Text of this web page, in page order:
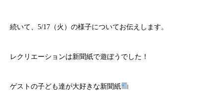
続いて、5/17（火）の様子についてお伝えします。
レクリエーションは新聞紙で遊ぼうでした！
ゲストの子ども達が大好きな新聞紙